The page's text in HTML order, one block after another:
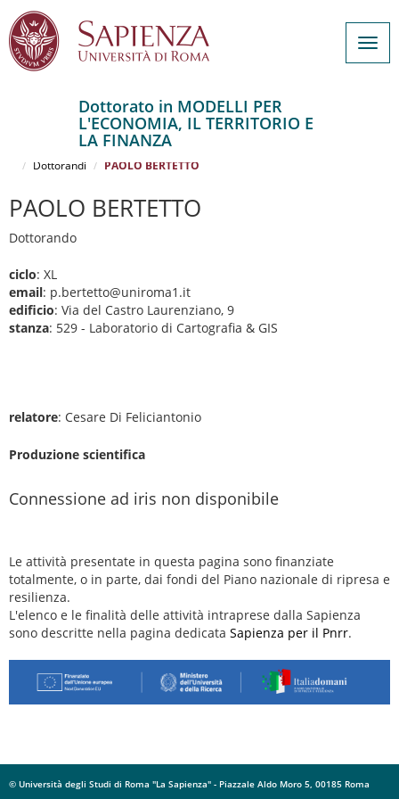
contenuto
Dottorato in MODELLI PER
L'ECONOMIA, IL TERRITORIO E
LA FINANZA
MODELLI PER L'ECONOMIA, IL TERRITORIO E LA FINANZA
Dottorandi
PAOLO BERTETTO
PAOLO BERTETTO
Dottorando
ciclo: XL
email: p.bertetto@uniroma1.it
edificio: Via del Castro Laurenziano, 9
stanza: 529 - Laboratorio di Cartografia & GIS
relatore: Cesare Di Feliciantonio
Produzione scientifica
Connessione ad iris non disponibile
Le attività presentate in questa pagina sono finanziate
totalmente, o in parte, dai fondi del Piano nazionale di ripresa e
resilienza.
L'elenco e le finalità delle attività intraprese dalla Sapienza
sono descritte nella pagina dedicata Sapienza per il Pnrr.
© Università degli Studi di Roma "La Sapienza" - Piazzale Aldo Moro 5, 00185 Roma